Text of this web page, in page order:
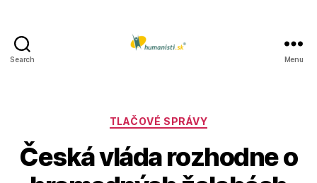
Search Menu
Kategórie
TLAČOVÉ SPRÁVY
Česká vláda rozhodne o